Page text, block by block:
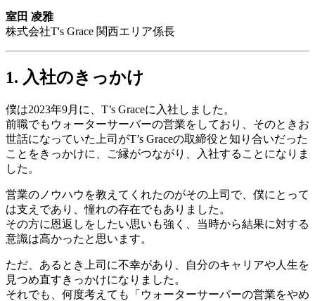
室田 凌雅
株式会社T's Grace 関西エリア係長
1. 入社のきっかけ
僕は2023年9月に、T’s Graceに入社しました。
前職でもウォーターサーバーの営業をしており、そのときお
世話になっていた上司がT’s Graceの取締役と知り合いだった
ことをきっかけに、ご縁がつながり、入社することになりま
した。
営業のノウハウを教えてくれたのがその上司で、僕にとって
は支えであり、憧れの存在でもありました。
その方に恩返しをしたい思いも強く、当時から結果に対する
意識は高かったと思います。
ただ、あるとき上司に不幸があり、自分のキャリアや人生を
見つめ直すきっかけになりました。
それでも、何度考えても「ウォーターサーバーの営業をやめ